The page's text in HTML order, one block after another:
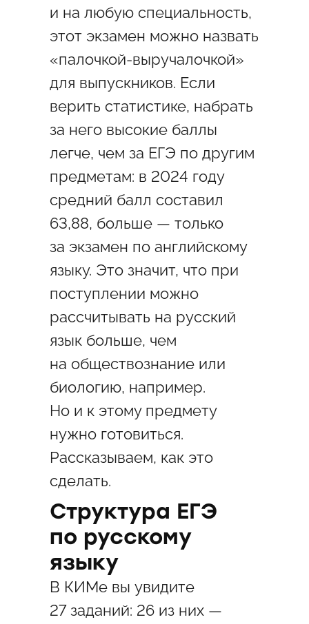
и на любую специальность,
этот экзамен можно назвать
«палочкой-выручалочкой»
для выпускников. Если
верить статистике, набрать
за него высокие баллы
легче, чем за ЕГЭ по другим
предметам: в 2024 году
средний балл составил
63,88, больше — только
за экзамен по английскому
языку. Это значит, что при
поступлении можно
рассчитывать на русский
язык больше, чем
на обществознание или
биологию, например.
Но и к этому предмету
нужно готовиться.
Рассказываем, как это
сделать.
Структура ЕГЭ
по русскому
языку
В КИМе вы увидите
27 заданий: 26 из них —